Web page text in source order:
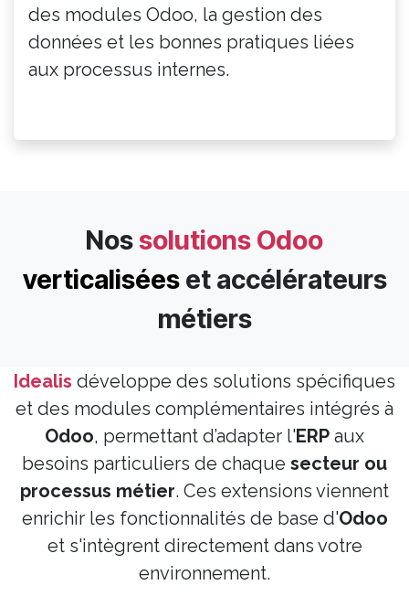
des modules Odoo, la gestion des
données et les bonnes pratiques liées
aux processus internes.
Nossolutions Odoo
verticaliséeset accélérateurs
métiers​
Idealis développe des solutions spécifiques
et des modules complémentaires intégrés à
Odoo, permettant d’adapter l'ERP aux
besoins particuliers de chaque secteur ou
processus métier. Ces extensions viennent
enrichir les fonctionnalités de base d'Odoo
et s'intègrent directement dans votre
environnement.